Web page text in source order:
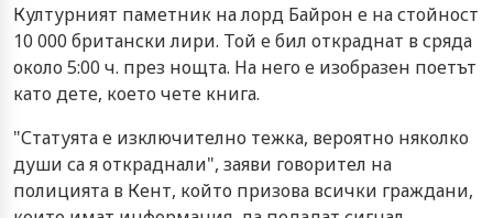
Културният паметник на лорд Байрон е на стойност
10 000 британски лири. Той е бил откраднат в сряда
около 5:00 ч. през нощта. На него е изобразен поетът
като дете, което чете книга.
"Статуята е изключително тежка, вероятно няколко
души са я откраднали", заяви говорител на
полицията в Кент, който призова всички граждани,